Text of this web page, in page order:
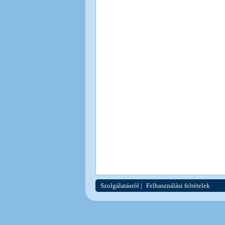
Szolgálatásról | Felhasználási feltételek